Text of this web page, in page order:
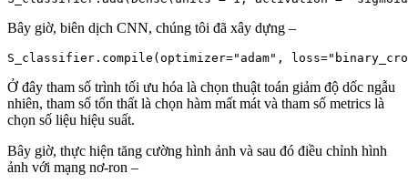
Bây giờ, biên dịch CNN, chúng tôi đã xây dựng –
Ở đây tham số trình tối ưu hóa là chọn thuật toán giảm độ dốc ngẫu
nhiên, tham số tổn thất là chọn hàm mất mát và tham số metrics là
chọn số liệu hiệu suất.
Bây giờ, thực hiện tăng cường hình ảnh và sau đó điều chỉnh hình
ảnh với mạng nơ-ron –